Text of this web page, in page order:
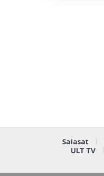
Saiasat
ULT TV